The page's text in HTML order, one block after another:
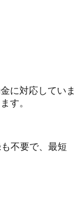
に対応していま
す。
不要で、最短